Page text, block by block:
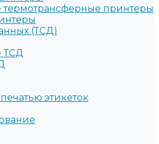
принтеры
(ТСД)
ТСД
этикеток